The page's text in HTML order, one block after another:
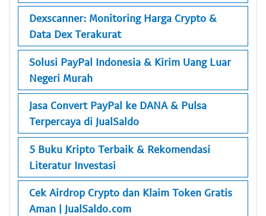
Dexscanner: Monitoring Harga Crypto &
Data Dex Terakurat
Solusi PayPal Indonesia & Kirim Uang Luar
Negeri Murah
Jasa Convert PayPal ke DANA & Pulsa
Terpercaya di JualSaldo
5 Buku Kripto Terbaik & Rekomendasi
Literatur Investasi
Cek Airdrop Crypto dan Klaim Token Gratis
Aman | JualSaldo.com